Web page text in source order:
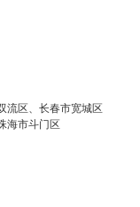
流区、长春市宽城区
海市斗门区